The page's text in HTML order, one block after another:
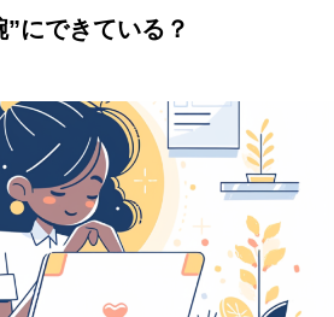
にできている？